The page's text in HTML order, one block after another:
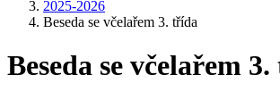
2025-2026
Beseda se včelařem 3. třída
Beseda se včelařem